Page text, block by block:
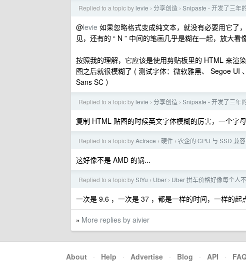
Replied to a topic by levie › 分享创造 › Snipaste - 开发了三年
@levie 如果忽略格式变成纯文本，就没有必要用它了
见，还有的 “ N ” 中间的笔画几乎是糊在一起，放大看
按照我的理解，它应该是使用剪贴板里的 HTML 来渲
图之后就很模糊了 ( 测试字体：微软雅黑、 Segoe
Sans SC ）
Replied to a topic by levie › 分享创造 › Snipaste - 开发了三年
复制 HTML 贴图的时候英文字体模糊的厉害，一个字
Replied to a topic byActrace › 硬件 › 农企的 CPU 与 SSD 兼
这好像不是 AMD 的锅...
Replied to a topic byStYu › Uber › Uber 拼车价格好像每个人
一次是 9.6 ，一次是 37 ，都是一样的时间，一样的起
» More replies by aivier
About · Help · Advertise · Blog · API ·